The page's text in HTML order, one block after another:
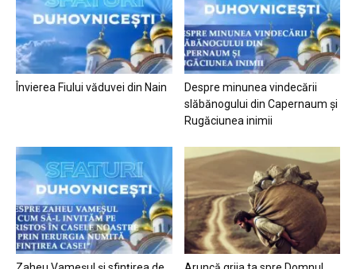
Învierea Fiului văduvei din Nain
Despre minunea vindecării
slăbănogului din Capernaum și
Rugăciunea inimii